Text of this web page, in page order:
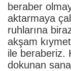
beraber
aktarmaya
ruhlarına
akşam
ile beraberiz.
dokunan